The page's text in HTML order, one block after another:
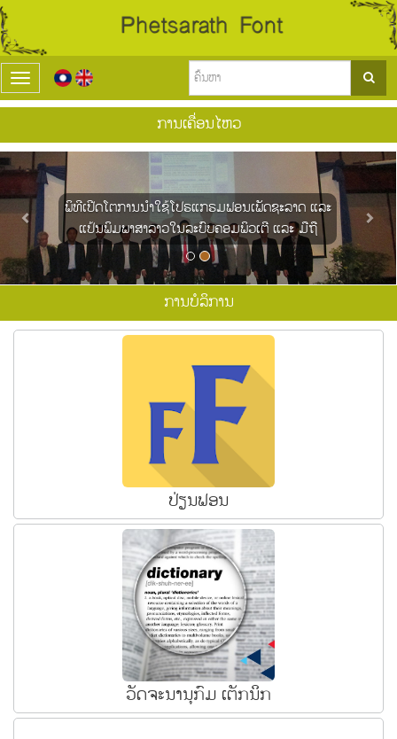
T
o
g
l
e
n
a
v
a
t
n
ການເຄື່ອນໄຫວ
ພິທີເປີດໂຕການນຳໃຊ້ໂປຣແກຣມຟອນເພັດຊະລາດ ແລະ
ແປ້ນພິມພາສາລາວໃນລະບົບຄອມພິວເຕີ ແລະ ມືຖື
P
r
e
v
i
o
u
s
N
x
t
ການບໍລິການ
ປ່ຽນຟອນ
ວັດຈະນານຸກົມ ເຕັກນິກ